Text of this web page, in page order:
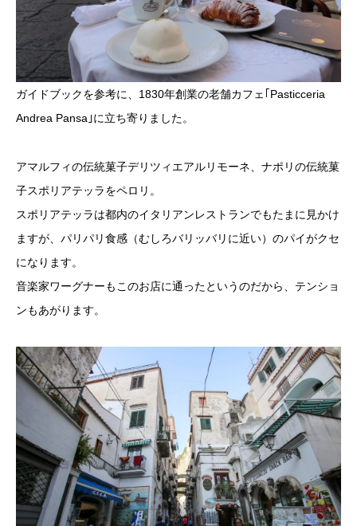
ガイドブックを参考に、1830年創業の老舗カフェ｢Pasticceria
Andrea Pansa｣に立ち寄りました。
アマルフィの伝統菓子デリツィエアルリモーネ、ナポリの伝統菓
子スポリアテッラをペロリ。
スポリアテッラは都内のイタリアンレストランでもたまに見かけ
ますが、パリパリ食感（むしろバリッバリに近い）のパイがクセ
になります。
音楽家ワーグナーもこのお店に通ったというのだから、テンショ
ンもあがります。